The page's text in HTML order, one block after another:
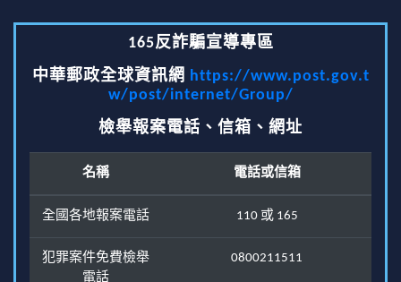
165反詐騙宣導專區
中華郵政全球資訊網 https://www.post.gov.t
w/post/internet/Group/
檢舉報案電話、信箱、網址
名稱 電話或信箱
全國各地報案電話 110 或 165
犯罪案件免費檢舉
電話
0800211511